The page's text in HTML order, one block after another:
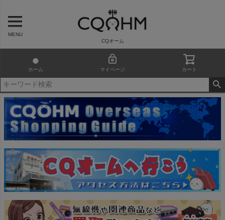
MENU
CQオーム
ホーム マイページ カート